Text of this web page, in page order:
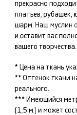
прекрасно
платьев, рубашек,
шарм. Наш муслин
и оставит вас
вашего творчества.
* Цена на ткань
** Оттенок ткани
реального.
*** Имеющийся
(1,5 м.) и может